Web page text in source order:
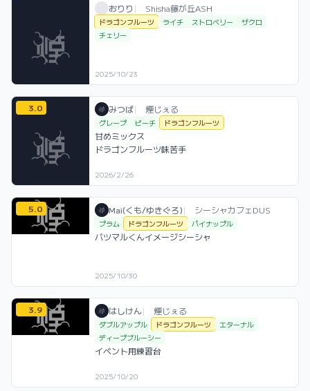
おりり / お店シーシャ / 2025年10月23日
おりり | Shisha藤が丘ASH
利用フレーバー
ドラゴンフルーツ ライチ ストロベリー
ザクロ
チェリー
2025/10/23
3.0 みつば / お店シーシャ / 2026年2月26日
みつば| 煙じぇる
利用フレーバー
グレープ ピーチ ドラゴンフルーツ
コメント
甘めミックス
ドラゴンフルーツ味苦手
評価
2026/2/26
5.0 Mai(くも/ゆきぐろ) / お店シーシャ /
Mai(くも/ゆきぐろ)| シーシャカフェDUS
利用フレーバー
プラム ドラゴンフルーツ パイナップル
コメント
バツマルくんイメージシーシャ
評価
2025/10/30
3.9 はしけん / お店シーシャ / 2025年10月
はしけん| 煙じぇる
利用フレーバー
ダブルアップル ドラゴンフルーツ
エターナル
ディープブルーシー
コメント
イベント用練習台
評価
2025/10/20